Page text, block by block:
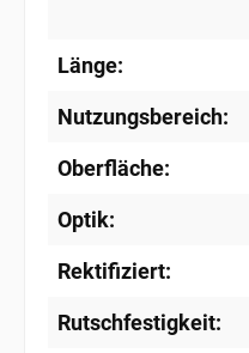
Länge:
Nutzungsbereich:
Oberfläche:
Optik:
Rektifiziert:
Rutschfestigkeit: